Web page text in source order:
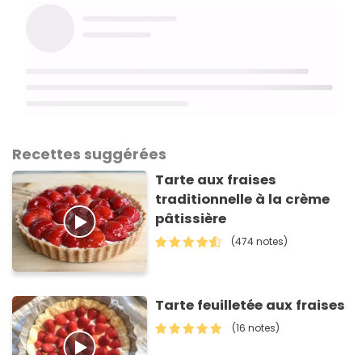
Recettes suggérées
Tarte aux fraises
traditionnelle à la crème
pâtissière
(474 notes)
Tarte feuilletée aux fraises
(16 notes)